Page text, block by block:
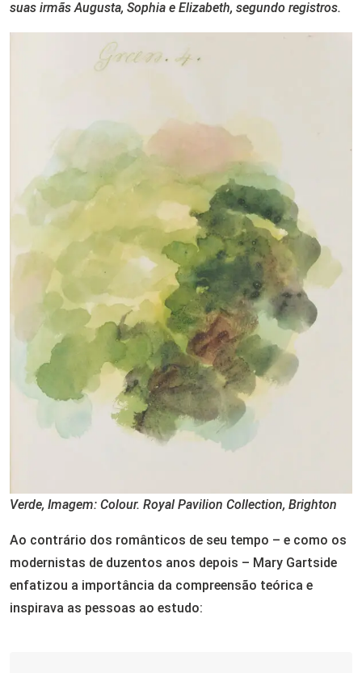
suas irmãs Augusta, Sophia e Elizabeth, segundo registros.
Verde, Imagem: Colour. Royal Pavilion Collection, Brighton
Ao contrário dos românticos de seu tempo – e como os
modernistas de duzentos anos depois – Mary Gartside
enfatizou a importância da compreensão teórica e
inspirava as pessoas ao estudo: